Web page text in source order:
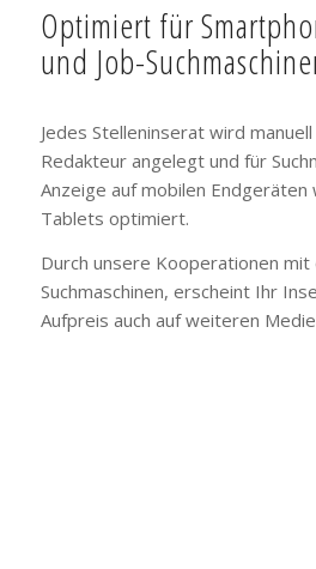
Optimiert für
und Job-
Jedes Stelleninserat wird
Redakteur angelegt und für
Anzeige auf mobilen Endgeräten
Tablets optimiert.
Durch unsere Kooperationen mit
Suchmaschinen, erscheint Ihr
Aufpreis auch auf weiteren